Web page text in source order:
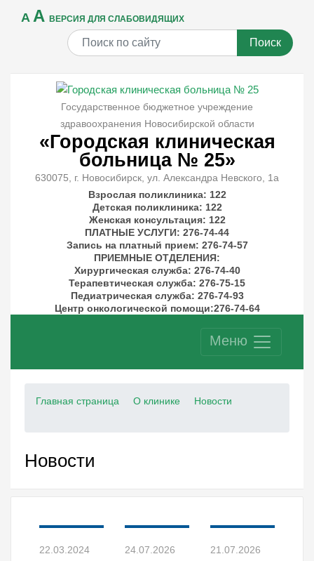
A A ВЕРСИЯ ДЛЯ СЛАБОВИДЯЩИХ
Поиск
Государственное бюджетное учреждение
здравоохранения Новосибирской области
«Городская клиническая
больница № 25»
630075, г. Новосибирск, ул. Александра Невского, 1а
Взрослая поликлиника: 122
Детская поликлиника: 122
Женская консультация: 122
ПЛАТНЫЕ УСЛУГИ: 276-74-44
Запись на платный прием: 276-74-57
ПРИЕМНЫЕ ОТДЕЛЕНИЯ:
Хирургическая служба: 276-74-40
Терапевтическая служба: 276-75-15
Педиатрическая служба: 276-74-93
Центр онкологической помощи:276-74-64
Меню
Главная страница О клинике Новости
Новости
22.03.2024 24.07.2026 21.07.2026